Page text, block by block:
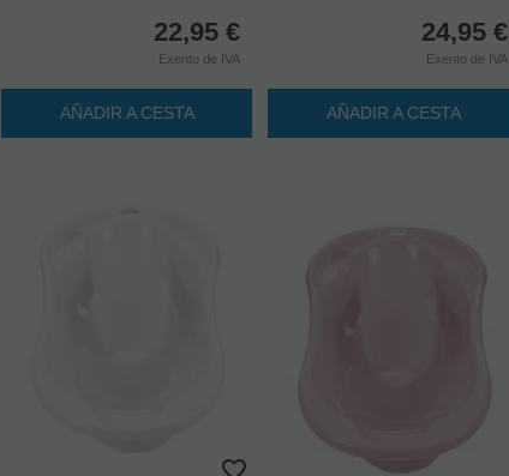
22,95 €
Exento de IVA
AÑADIR A CESTA
24,95 €
Exento de IVA
AÑADIR A CESTA